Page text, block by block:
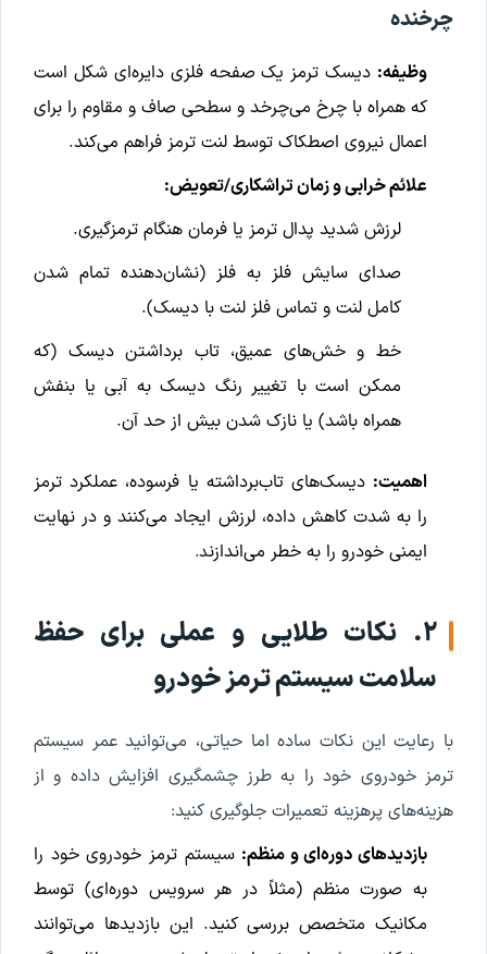
چرخنده
وظیفه: دیسک ترمز یک صفحه فلزی دایره‌ای شکل است
که همراه با چرخ می‌چرخد و سطحی صاف و مقاوم را برای
اعمال نیروی اصطکاک توسط لنت ترمز فراهم می‌کند.
علائم خرابی و زمان تراشکاری/تعویض:
لرزش شدید پدال ترمز یا فرمان هنگام ترمزگیری.
صدای سایش فلز به فلز (نشان‌دهنده تمام شدن
کامل لنت و تماس فلز لنت با دیسک).
خط و خش‌های عمیق، تاب برداشتن دیسک (که
ممکن است با تغییر رنگ دیسک به آبی یا بنفش
همراه باشد) یا نازک شدن بیش از حد آن.
اهمیت: دیسک‌های تاب‌برداشته یا فرسوده، عملکرد ترمز
را به شدت کاهش داده، لرزش ایجاد می‌کنند و در نهایت
ایمنی خودرو را به خطر می‌اندازند.
۲. نکات طلایی و عملی برای حفظ
سلامت سیستم ترمز خودرو
با رعایت این نکات ساده اما حیاتی، می‌توانید عمر سیستم
ترمز خودروی خود را به طرز چشمگیری افزایش داده و از
هزینه‌های پرهزینه تعمیرات جلوگیری کنید:
بازدیدهای دوره‌ای و منظم: سیستم ترمز خودروی خود را
به صورت منظم (مثلاً در هر سرویس دوره‌ای) توسط
مکانیک متخصص بررسی کنید. این بازدیدها می‌توانند